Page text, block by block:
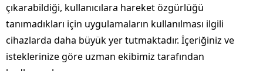
çıkarabildiği, kullanıcılara hareket özgürlüğü
tanımadıkları için uygulamaların kullanılması ilgili
cihazlarda daha büyük yer tutmaktadır. İçeriğiniz ve
isteklerinize göre uzman ekibimiz tarafından